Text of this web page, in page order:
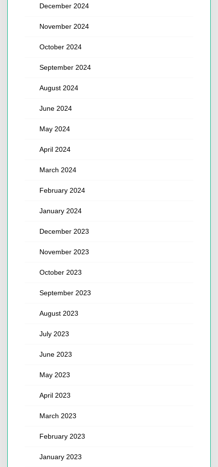
December 2024
November 2024
October 2024
September 2024
August 2024
June 2024
May 2024
April 2024
March 2024
February 2024
January 2024
December 2023
November 2023
October 2023
September 2023
August 2023
July 2023
June 2023
May 2023
April 2023
March 2023
February 2023
January 2023